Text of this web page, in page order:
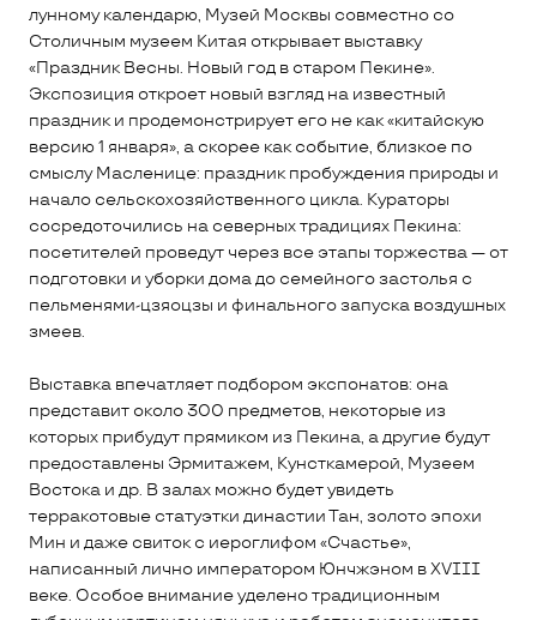
лунному календарю, Музей Москвы совместно со
Столичным музеем Китая открывает выставку
«Праздник Весны. Новый год в старом Пекине».
Экспозиция откроет новый взгляд на известный
праздник и продемонстрирует его не как «китайскую
версию 1 января», а скорее как событие, близкое по
смыслу Масленице: праздник пробуждения природы и
начало сельскохозяйственного цикла. Кураторы
сосредоточились на северных традициях Пекина:
посетителей проведут через все этапы торжества — от
подготовки и уборки дома до семейного застолья с
пельменями-цзяоцзы и финального запуска воздушных
змеев.
Выставка впечатляет подбором экспонатов: она
представит около 300 предметов, некоторые из
которых прибудут прямиком из Пекина, а другие будут
предоставлены Эрмитажем, Кунсткамерой, Музеем
Востока и др. В залах можно будет увидеть
терракотовые статуэтки династии Тан, золото эпохи
Мин и даже свиток с иероглифом «Счастье»,
написанный лично императором Юнчжэном в XVIII
веке. Особое внимание уделено традиционным